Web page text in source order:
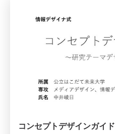
コンセプトデザインガイド